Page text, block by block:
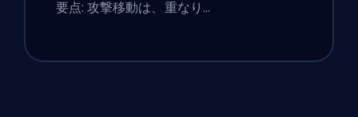
要点: 攻撃移動は、重なり…